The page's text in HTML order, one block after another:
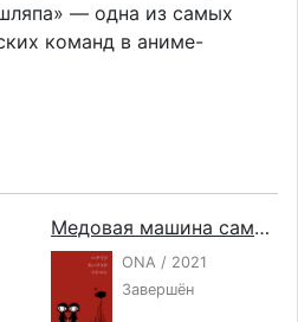
— одна из самых
команд в аниме-
Медовая машина самоубийства
ONA / 2021
Завершён